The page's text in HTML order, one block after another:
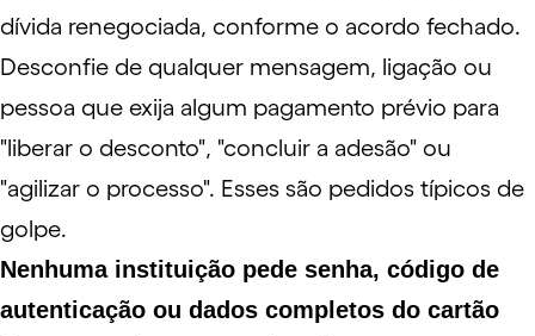
dívida renegociada, conforme o acordo fechado.
Desconfie de qualquer mensagem, ligação ou
pessoa que exija algum pagamento prévio para
"liberar o desconto", "concluir a adesão" ou
"agilizar o processo". Esses são pedidos típicos de
golpe.
Nenhuma instituição pede senha, código de
autenticação ou dados completos do cartão